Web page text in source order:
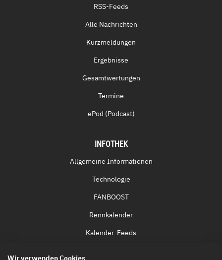
RSS-Feeds
Alle Nachrichten
Kurzmeldungen
Ergebnisse
Gesamtwertungen
Termine
ePod (Podcast)
INFOTHEK
Allgemeine Informationen
Technologie
FANBOOST
Rennkalender
Kalender-Feeds
Wir verwenden Cookies